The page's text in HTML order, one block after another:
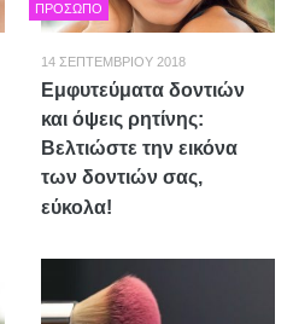
ΠΡΌΣΩΠΟ
14 ΣΕΠΤΕΜΒΡΊΟΥ 2018
Εμφυτεύματα δοντιών
και όψεις ρητίνης:
Βελτιώστε την εικόνα
των δοντιών σας,
εύκολα!